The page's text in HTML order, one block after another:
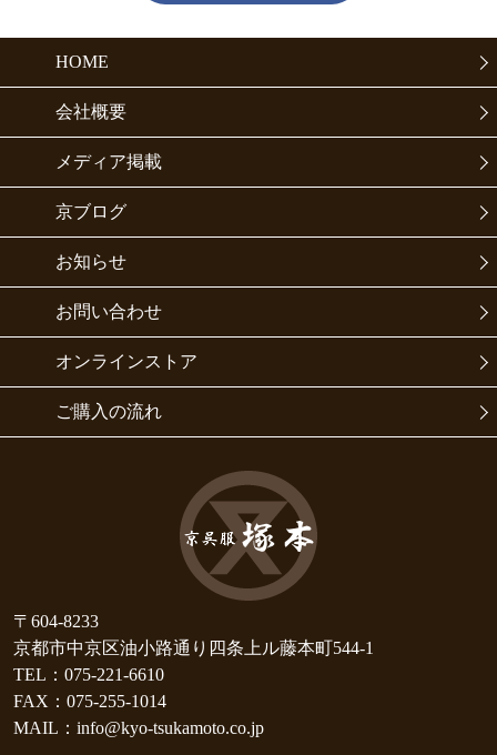
HOME
会社概要
メディア掲載
京ブログ
お知らせ
お問い合わせ
オンラインストア
ご購入の流れ
〒604-8233
京都市中京区油小路通り四条上ル藤本町544-1
TEL：075-221-6610
FAX：075-255-1014
MAIL：info@kyo-tsukamoto.co.jp